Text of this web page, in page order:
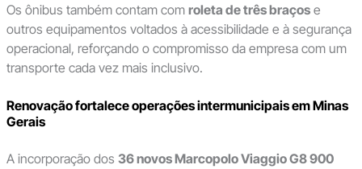
Os ônibus também contam com roleta de três braçose
outros equipamentos voltados à acessibilidade e à segurança
operacional, reforçando o compromisso da empresa com um
transporte cada vez mais inclusivo.
Renovação fortalece operações intermunicipais em Minas
Gerais
A incorporação dos 36 novos Marcopolo Viaggio G8 900